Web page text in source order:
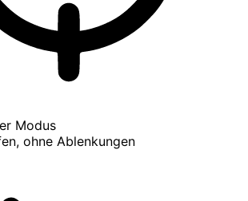
Modus
ohne Ablenkungen